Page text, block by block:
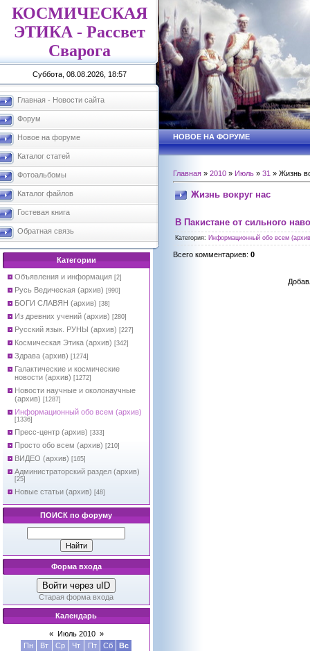
КОСМИЧЕСКАЯ
ЭТИКА - Рассвет
Сварога
Суббота, 08.08.2026, 18:57
Главная - Новости сайта
Форум
Новое на форуме
Каталог статей
Фотоальбомы
Каталог файлов
Гостевая книга
Обратная связь
Категории
Объявления и информация [2]
Русь Ведическая (архив) [990]
БОГИ СЛАВЯН (архив) [38]
Из древних учений (архив) [280]
Русский язык. РУНЫ (архив) [227]
Космическая Этика (архив) [342]
Здрава (архив) [1274]
Галактические и космические
новости (архив) [1272]
Новости научные и околонаучные
(архив) [1287]
Информационный обо всем (архив)
[1336]
Пресс-центр (архив) [333]
Просто обо всем (архив) [210]
ВИДЕО (архив) [165]
Администраторский раздел (архив)
[25]
Новые статьи (архив) [48]
ПОИСК по форуму
Форма входа
Войти через uID
Старая форма входа
Календарь
« Июль 2010 »
Пн
Вт Ср Чт Пт Сб
Вс
НОВОЕ НА ФОРУМЕ
Главная » 2010 » Июль » 31 » Жизнь
Жизнь вокруг нас
В Пакистане от сильного
Категория: Информационный обо всем
Всего комментариев: 0